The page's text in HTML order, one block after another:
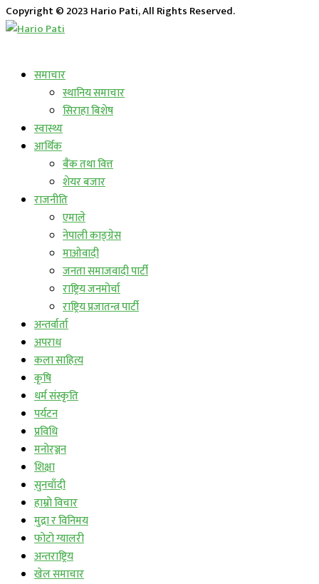
Copyright © 2023 Hario Pati, All Rights Reserved.
समाचार
स्थानिय समाचार
सिराहा बिशेष
स्वास्थ्य
आर्थिक
बैंक तथा वित्त
शेयर बजार
राजनीति
एमाले
नेपाली काङ्ग्रेस
माओवादी
जनता समाजवादी पार्टी
राष्ट्रिय जनमोर्चा
राष्ट्रिय प्रजातन्त्र पार्टी
अन्तर्वार्ता
अपराध
कला साहित्य
कृषि
धर्म संस्कृति
पर्यटन
प्रविधि
मनोरञ्जन
शिक्षा
सुनचाँदी
हाम्रो विचार
मुद्रा र विनिमय
फोटो ग्यालरी
अन्तराष्ट्रिय
खेल समाचार